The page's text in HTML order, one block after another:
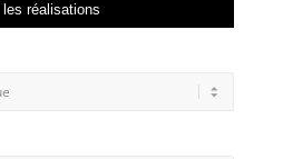
les réalisations